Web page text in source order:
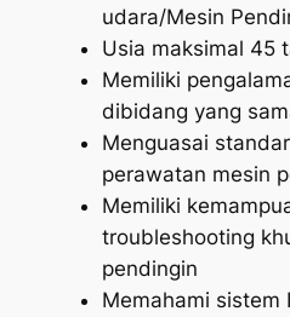
udara/Mesin
Usia maksimal 45
Memiliki
dibidang yang
Menguasai
perawatan mesin
Memiliki
troubleshooting
pendingin
Memahami sistem